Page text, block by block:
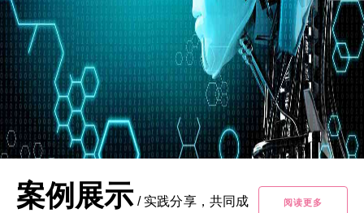
案例展示 / 实践分享，共同成
阅读更多